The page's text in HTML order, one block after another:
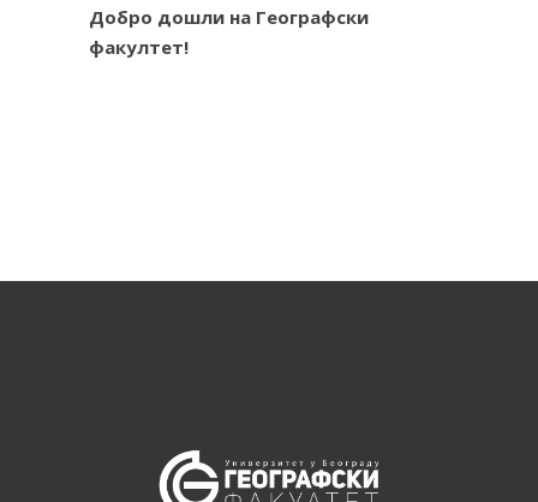
Добро дошли на Географски
факултет!